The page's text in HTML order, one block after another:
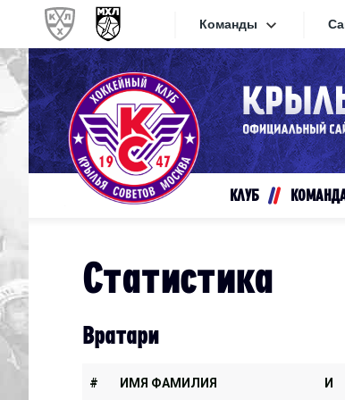
Команды
Конференция «Запад»
Дивизион Золотой
Академия
Локо
КЛУБ
Статистика
Вратари
# ИМЯ ФАМИЛИЯ И